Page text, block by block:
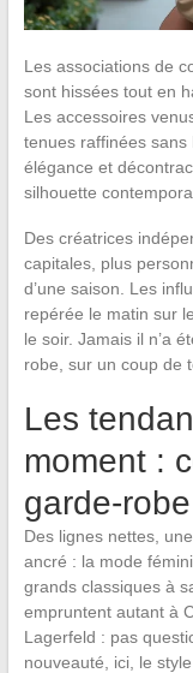
Les associations de
sont hissées tout en
Les accessoires
tenues raffinées
élégance et
silhouette
Des créatrices
capitales, plus
d’une saison. Les
repérée le matin sur
le soir. Jamais il n’a
robe, sur un coup de
Les
moment :
garde-
Des lignes nettes,
ancré : la mode
grands classiques à
empruntent autant à
Lagerfeld : pas
nouveauté, ici, le